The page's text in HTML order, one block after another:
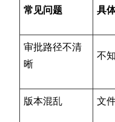
常见问题 具
审批路径不清
晰
不
版本混乱 文